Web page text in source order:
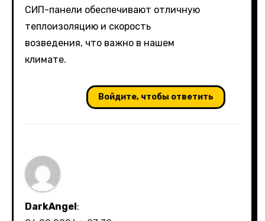
СИП-панели обеспечивают отличную
теплоизоляцию и скорость
возведения, что важно в нашем
климате.
Войдите, чтобы ответить
DarkAngel: